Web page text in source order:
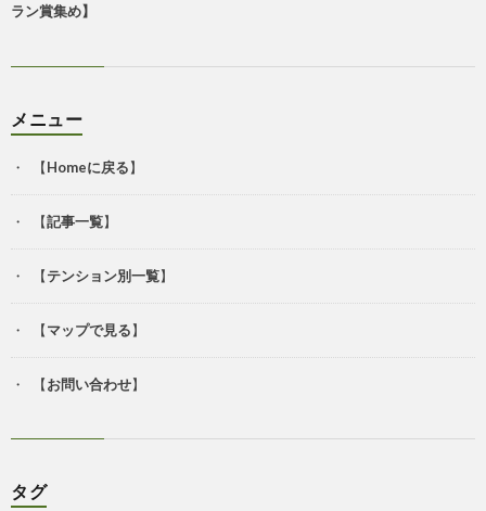
ラン賞集め】
メニュー
【Homeに戻る】
【記事一覧】
【テンション別一覧】
【マップで見る】
【お問い合わせ】
タグ